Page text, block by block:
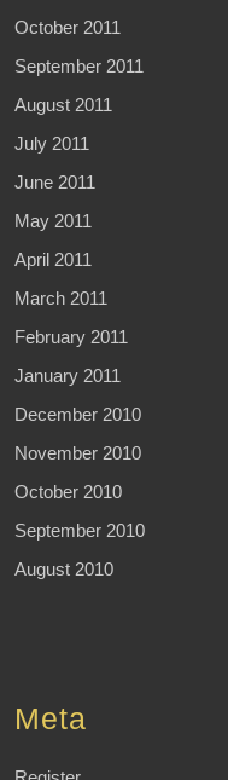
October 2011
September 2011
August 2011
July 2011
June 2011
May 2011
April 2011
March 2011
February 2011
January 2011
December 2010
November 2010
October 2010
September 2010
August 2010
Meta